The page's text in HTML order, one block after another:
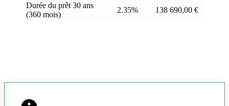
Durée du prêt 30 ans
(360 mois)
2.35% 138 690,00 €